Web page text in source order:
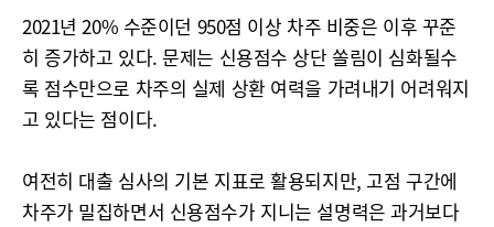
2021년 20% 수준이던 950점 이상 차주 비중은 이후 꾸준
히 증가하고 있다. 문제는 신용점수 상단 쏠림이 심화될수
록 점수만으로 차주의 실제 상환 여력을 가려내기 어려워지
고 있다는 점이다.
여전히 대출 심사의 기본 지표로 활용되지만, 고점 구간에
차주가 밀집하면서 신용점수가 지니는 설명력은 과거보다